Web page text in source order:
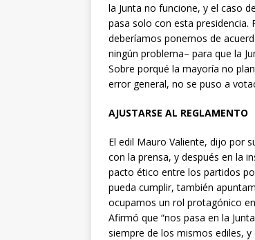
la Junta no funcione, y el caso
pasa solo con esta presidencia.
deberíamos ponernos de
ningún problema– para que la
Sobre porqué la mayoría no
error general, no se puso a
AJUSTARSE AL REGLAMENTO
El edil Mauro Valiente, dijo por
con la prensa, y después en la
pacto ético entre los partidos
pueda cumplir, también
ocupamos un rol protagónico
Afirmó que “nos pasa en la
siempre de los mismos ediles,